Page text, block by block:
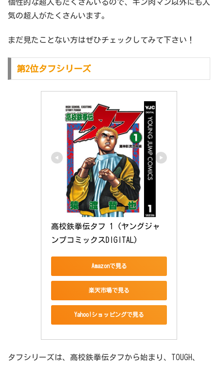
個性的な超人もたくさんいるので、キン肉マン以外にも人
気の超人がたくさんいます。
まだ見たことない方はぜひチェックしてみて下さい！
第2位タフシリーズ
高校鉄拳伝タフ 1 (ヤングジャ
ンプコミックスDIGITAL)
Amazonで見る
楽天市場で見る
Yahoo!ショッピングで見る
タフシリーズは、高校鉄拳伝タフから始まり、TOUGH、